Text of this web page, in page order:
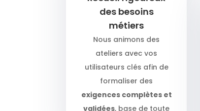
des besoins
métiers
Nous animons des
ateliers avec vos
utilisateurs clés afin de
formaliser des
exigences complètes et
validées, base de toute